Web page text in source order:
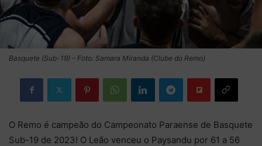
Basquete (Sub-19) – Foto: Samara Miranda (Clube do Remo)
O Remo é campeão do Campeonato Paraense de Basquete
Sub-19 de 2023! O Leão venceu o Paysandu por 61 a 56